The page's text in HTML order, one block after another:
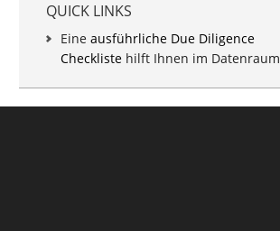
QUICK LINKS
Eine ausführliche Due Diligence
Checkliste hilft Ihnen im Datenraum